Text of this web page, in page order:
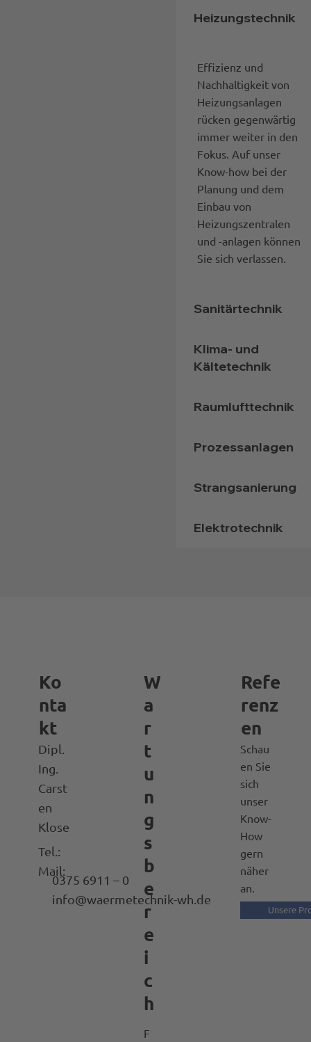
Heizungstechnik
Effizienz und
Nachhaltigkeit von
Heizungsanlagen
rücken gegenwärtig
immer weiter in den
Fokus. Auf unser
Know-how bei der
Planung und dem
Einbau von
Heizungszentralen
und -anlagen können
Sie sich verlassen.
Sanitärtechnik
Klima- und
Kältetechnik
Raumlufttechnik
Prozessanlagen
Strangsanierung
Elektrotechnik
Ko
nta
kt
Dipl.
Ing.
Carst
en
Klose
Tel.:
Mail:
0375 6911 – 0
info@waermetechnik-wh.de
W
a
r
t
u
n
g
s
b
e
r
e
i
c
h
F
Refe
renz
en
Schau
en Sie
sich
unser
Know-
How
gern
näher
an.
Unsere